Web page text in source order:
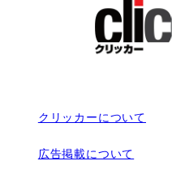
クリッカーについて
広告掲載について